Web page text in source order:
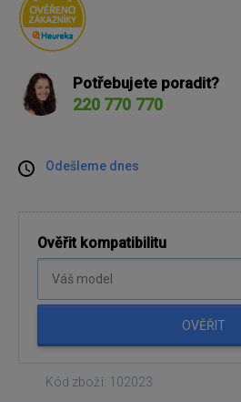
Potřebujete poradit?
220 770 770
Odešleme dnes
Ověřit kompatibilitu
OVĚŘIT
Kód zboží: 102023